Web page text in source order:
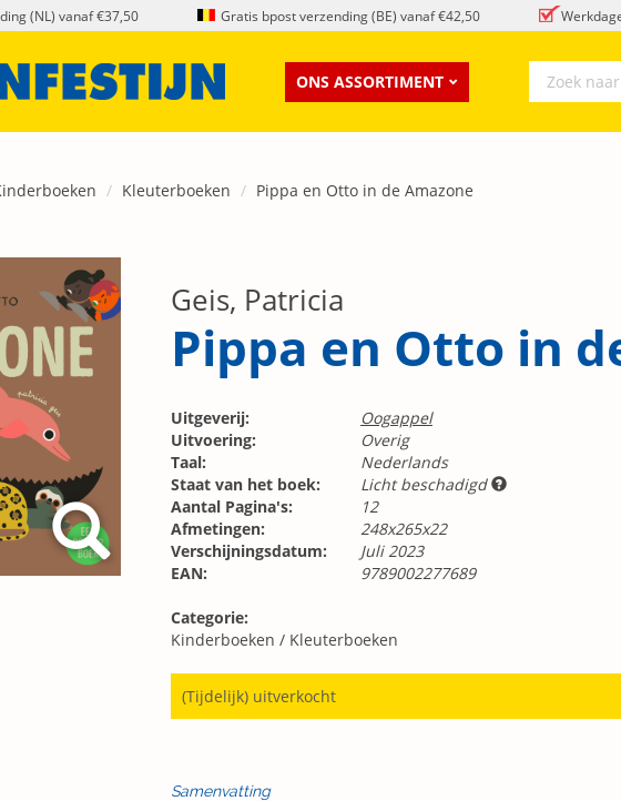
(NL) vanaf €37,50 Gratis bpost verzending (BE) vanaf €42,50
ONS ASSORTIMENT
Kleuterboeken Pippa en Otto in de Amazone
Geis, Patricia
Pippa en Otto in
Uitgeverij:
Oogappel
Uitvoering:
Overig
Taal:
Nederlands
Staat van het boek:
Licht beschadigd
Aantal Pagina's:
12
Afmetingen:
248x265x22
Verschijningsdatum:
Juli 2023
EAN:
9789002277689
Categorie:
Kinderboeken / Kleuterboeken
(Tijdelijk) uitverkocht
Samenvatting